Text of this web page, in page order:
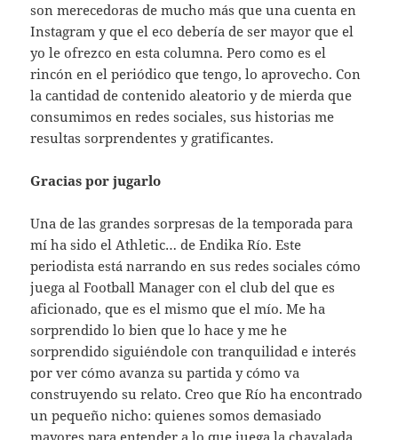
son merecedoras de mucho más que una cuenta en
Instagram y que el eco debería de ser mayor que el
yo le ofrezco en esta columna. Pero como es el
rincón en el periódico que tengo, lo aprovecho. Con
la cantidad de contenido aleatorio y de mierda que
consumimos en redes sociales, sus historias me
resultas sorprendentes y gratificantes.
Gracias por jugarlo
Una de las grandes sorpresas de la temporada para
mí ha sido el Athletic… de Endika Río. Este
periodista está narrando en sus redes sociales cómo
juega al Football Manager con el club del que es
aficionado, que es el mismo que el mío. Me ha
sorprendido lo bien que lo hace y me he
sorprendido siguiéndole con tranquilidad e interés
por ver cómo avanza su partida y cómo va
construyendo su relato. Creo que Río ha encontrado
un pequeño nicho: quienes somos demasiado